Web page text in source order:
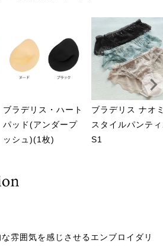
ブラデリス・ハート
パッド(アンダープ
ッシュ)(1枚)
ブラデリス ナオ
スタイルパンテ
S1
雰囲気を感じさせるエンブロイダリ